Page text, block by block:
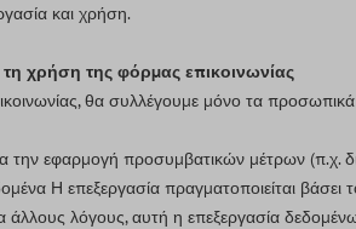
και χρήση.
χρήση της φόρμας επικοινωνίας
θα συλλέγουμε μόνο τα
την εφαρμογή προσυμβατικών μέτρων
Η επεξεργασία πραγματοποιείται
άλλους λόγους, αυτή η επεξεργασία